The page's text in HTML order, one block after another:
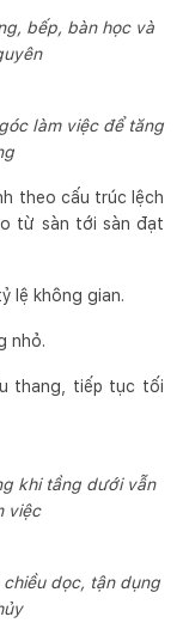
bếp, bàn học và
làm việc để tăng
theo cấu trúc lệch
từ sàn tới sàn đạt
lệ không gian.
nhỏ.
thang, tiếp tục tối
khi tầng dưới vẫn
việc
dọc, tận dụng